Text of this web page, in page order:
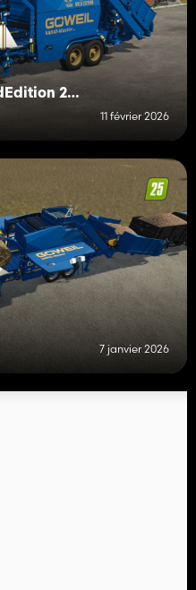
Göweil Vario Master GoldEdition 2025
11 février 2026
7 janvier 2026